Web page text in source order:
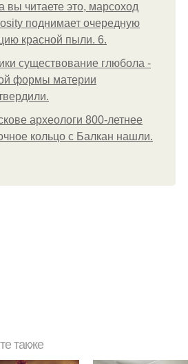
вы читаете это, марсоход
поднимает очередную
красной пыли. 6.
существование глюбола -
формы материи
археологи 800-летнее
кольцо с Балкан нашли.
также